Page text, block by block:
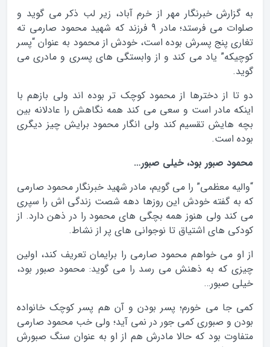
به گزارش خبرنگار مهر از خرم آباد، زیر لب ذکر می گوید و
صلوات می فرستد؛ مادر 9 فرزند که شهید محمود صارمی ته
تغاری پنج پسرش بوده است، خودش از محمود به عنوان “پسر
کوچیکه” یاد می کند و از وابستگی های پسری و مادری می
گوید.
دو تا از دخترها از محمود کوچک تر بوده اند ولی بازهم با
اینکه مادر است و سعی می کند همه نگاهش را عادلانه بین
بچه هایش تقسیم کند ولی انگار محمود برایش چیز دیگری
بوده است.
محمود صبور بود، خیلی صبور…
“والیه معظمی” را می گویم، مادر شهید خبرنگار محمود صارمی
که به گفته خودش این روزها دهه شصت زندگی اش را سپری
می کند ولی هنوز همه بچگی های محمود را در ذهن دارد. از
کودکی های اشتیاق تا نوجوانی های پر از نشاط.
از او می خواهم محمود صارمی را برایمان تعریف کند، اولین
چیزی که به ذهنش می رسد را می گوید: محمود صبور بود،
خیلی صبور…
کمی جا می خورم؛ پسر بودن و آن هم پسر کوچک خانواده
بودن و صبوری کمی جور در نمی آید؛ ولی خب محمود صارمی
متفاوت بود که حالا مادرش هم از او به عنوان سنگ صبورش